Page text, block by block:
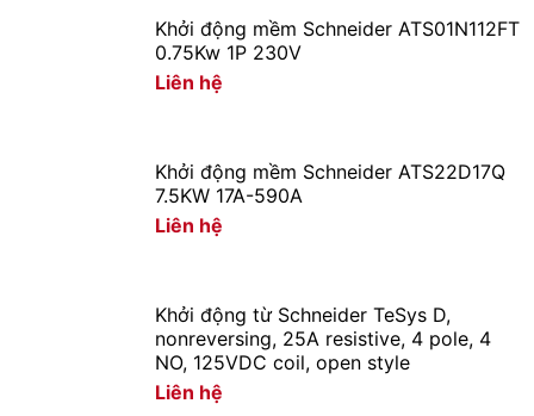
Nhận báo giá tốt nhất.
Hàng luôn có sẵn tại trong kho liên hệ ngay số
090 682 4506
Khởi động mềm Schneider ATS01N112FT
0.75Kw 1P 230V
Liên hệ
Khởi động mềm Schneider ATS22D17Q
7.5KW 17A-590A
Liên hệ
Khởi động từ Schneider TeSys D,
nonreversing, 25A resistive, 4 pole, 4
NO, 125VDC coil, open style
Liên hệ